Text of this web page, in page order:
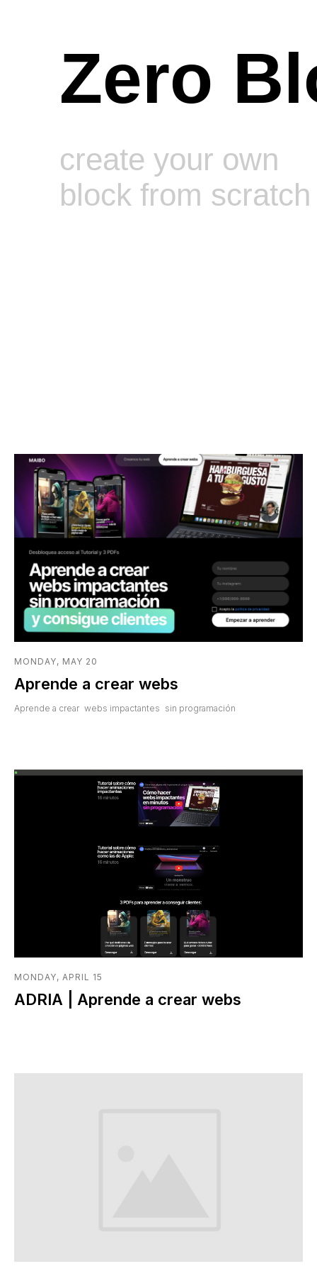
Zero
create your own
block from scratch
MONDAY, MAY 20
Aprende a crear webs
Aprende a crear webs impactantes sin programación
MONDAY, APRIL 15
ADRIA | Aprende a crear webs